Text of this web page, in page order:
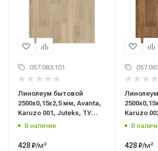
057.083.101
Линолеум бытовой
2500x0,15x2,5 мм, Avanta,
Karuzo 001, Juteks, ТУ
5771-010-97450201-2019
В наличии
428₽/м²
Karuzo
5771-010-
В
428₽/м²